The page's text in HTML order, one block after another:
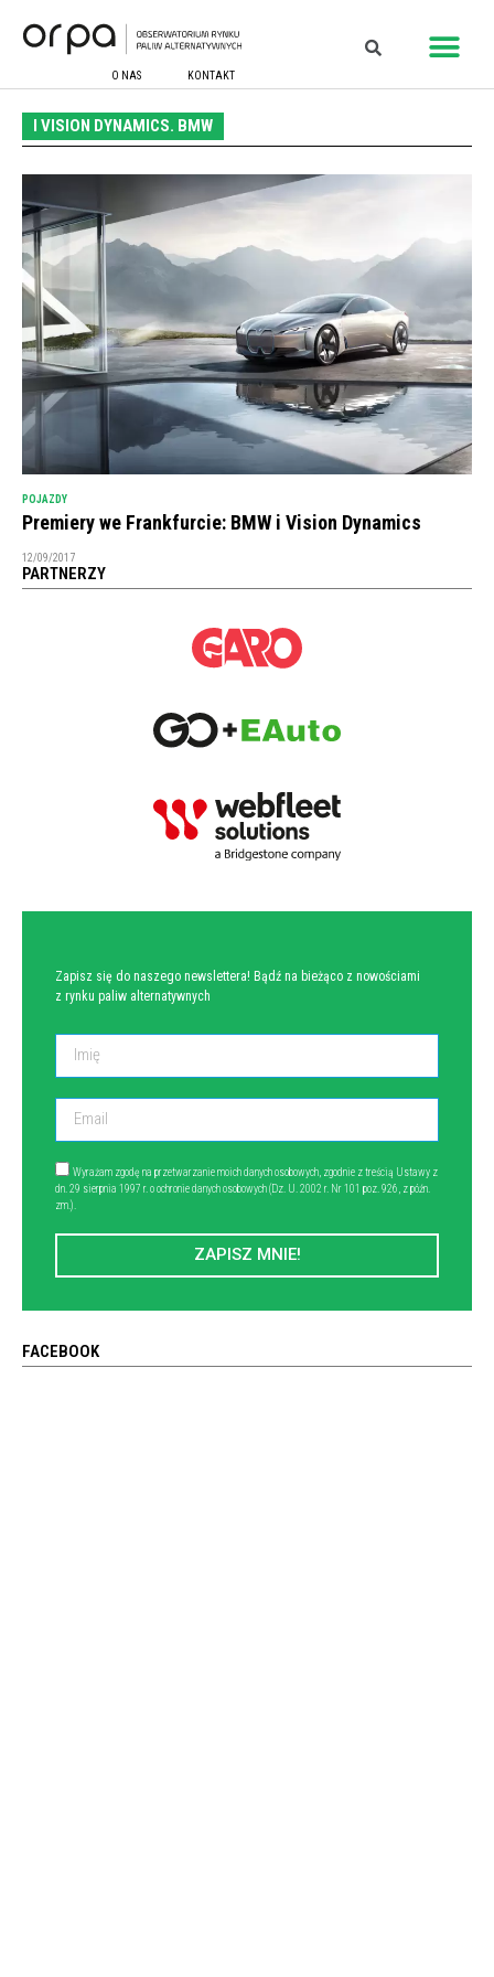
O NAS KONTAKT
I VISION DYNAMICS. BMW
POJAZDY
Premiery we Frankfurcie: BMW i Vision Dynamics
12/09/2017
PARTNERZY
Zapisz się do naszego newslettera! Bądź na bieżąco z nowościami
z rynku paliw alternatywnych
Wyrażam zgodę na przetwarzanie moich danych osobowych, zgodnie z treścią Ustawy z
dn. 29 sierpnia 1997 r. o ochronie danych osobowych (Dz. U. 2002 r. Nr 101 poz. 926, z późn.
zm.).
ZAPISZ MNIE!
FACEBOOK